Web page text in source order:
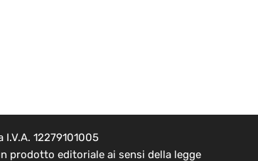
12279101005
prodotto editoriale ai sensi della legge